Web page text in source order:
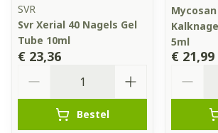
SVR
Svr Xerial 40 Nagels Gel
Tube 10ml
€ 23,36
Bestel
Mycosan
5ml
€ 21,99